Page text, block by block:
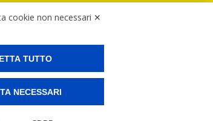
pacchi.
cookie non necessari ✕
TUTTO
NECESSARI